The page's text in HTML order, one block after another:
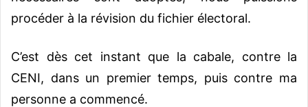
procéder à la révision du fichier électoral.
C’est dès cet instant que la cabale, contre la
CENI, dans un premier temps, puis contre ma
personne a commencé.